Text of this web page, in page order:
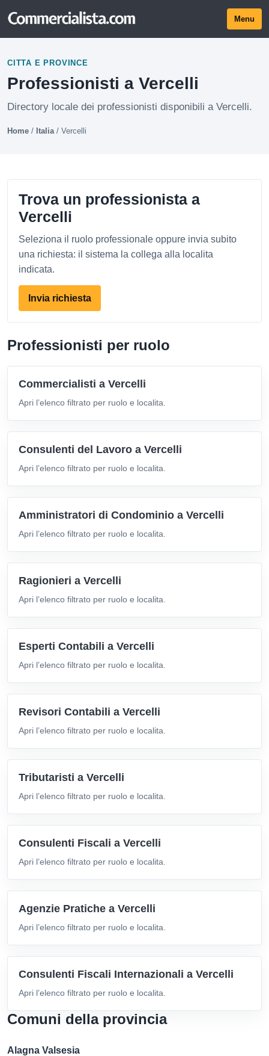
Menu
CITTA E PROVINCE
Professionisti a Vercelli
Directory locale dei professionisti disponibili a Vercelli.
Home / Italia/ Vercelli
Trova un professionista a
Vercelli
Seleziona il ruolo professionale oppure invia subito
una richiesta: il sistema la collega alla localita
indicata.
Invia richiesta
Professionisti per ruolo
Commercialisti a Vercelli
Apri l’elenco filtrato per ruolo e localita.
Consulenti del Lavoro a Vercelli
Apri l’elenco filtrato per ruolo e localita.
Amministratori di Condominio a Vercelli
Apri l’elenco filtrato per ruolo e localita.
Ragionieri a Vercelli
Apri l’elenco filtrato per ruolo e localita.
Esperti Contabili a Vercelli
Apri l’elenco filtrato per ruolo e localita.
Revisori Contabili a Vercelli
Apri l’elenco filtrato per ruolo e localita.
Tributaristi a Vercelli
Apri l’elenco filtrato per ruolo e localita.
Consulenti Fiscali a Vercelli
Apri l’elenco filtrato per ruolo e localita.
Agenzie Pratiche a Vercelli
Apri l’elenco filtrato per ruolo e localita.
Consulenti Fiscali Internazionali a Vercelli
Apri l’elenco filtrato per ruolo e localita.
Comuni della provincia
Alagna Valsesia